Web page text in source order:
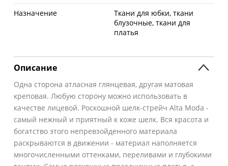
Назначение
Ткани для юбки, ткани
блузочные, ткани для
платья
Описание
Одна сторона атласная глянцевая, другая матовая
креповая. Любую сторону можно использовать в
качестве лицевой. Роскошной шелк-стрейч Alta Moda -
самый нежный и приятный к коже шелк. Вся красота и
богатство этого непревзойденного материала
раскрываются в движении - материал наполняется
многочисленными оттенками, переливами и глубокими